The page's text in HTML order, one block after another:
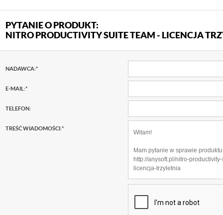
PYTANIE O PRODUKT:
NITRO PRODUCTIVITY SUITE TEAM - LICENCJA
NADAWCA:*
E-MAIL:*
TELEFON:
TREŚĆ WIADOMOŚCI:*